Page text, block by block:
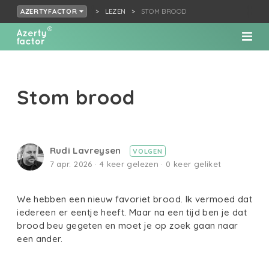
AZERTYFACTOR LEZEN STOM BROOD
Stom brood
Rudi Lavreysen VOLGEN
7 apr. 2026 · 4 keer gelezen · 0 keer geliket
We hebben een nieuw favoriet brood. Ik vermoed dat
iedereen er eentje heeft. Maar na een tijd ben je dat
brood beu gegeten en moet je op zoek gaan naar
een ander.